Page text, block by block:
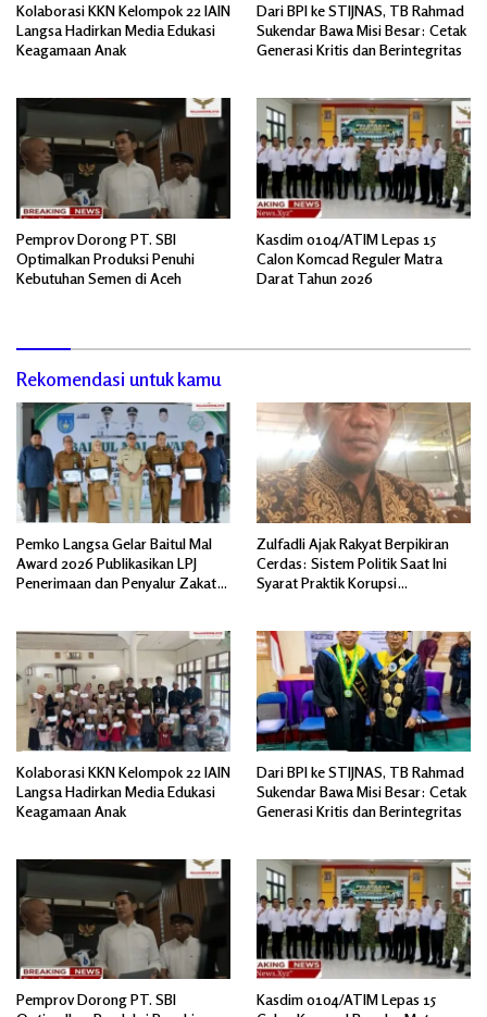
Kolaborasi KKN Kelompok 22 IAIN
Langsa Hadirkan Media Edukasi
Keagamaan Anak
Dari BPI ke STIJNAS, TB Rahmad
Sukendar Bawa Misi Besar: Cetak
Generasi Kritis dan Berintegritas
Pemprov Dorong PT. SBI
Optimalkan Produksi Penuhi
Kebutuhan Semen di Aceh
Kasdim 0104/ATIM Lepas 15
Calon Komcad Reguler Matra
Darat Tahun 2026
Rekomendasi untuk kamu
Pemko Langsa Gelar Baitul Mal
Award 2026 Publikasikan LPJ
Penerimaan dan Penyalur Zakat
Zulfadli Ajak Rakyat Berpikiran
Cerdas: Sistem Politik Saat Ini
Syarat Praktik Korupsi
Kolaborasi KKN Kelompok 22 IAIN
Langsa Hadirkan Media Edukasi
Keagamaan Anak
Dari BPI ke STIJNAS, TB Rahmad
Sukendar Bawa Misi Besar: Cetak
Generasi Kritis dan Berintegritas
Pemprov Dorong PT. SBI
Kasdim 0104/ATIM Lepas 15